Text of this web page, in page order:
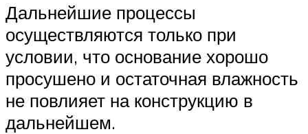
Дальнейшие процессы
осуществляются только при
условии, что основание хорошо
просушено и остаточная влажность
не повлияет на конструкцию в
дальнейшем.